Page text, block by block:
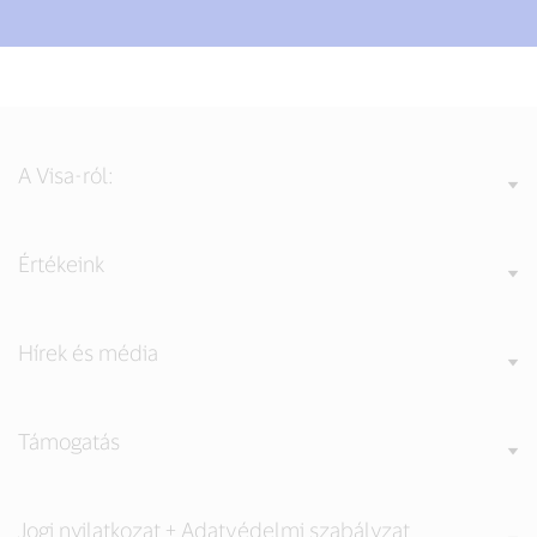
A Visa-ról:
Értékeink
Hírek és média
Támogatás
Jogi nyilatkozat + Adatvédelmi szabályzat